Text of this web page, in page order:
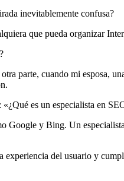
inevitablemente confusa?
que pueda organizar
?
parte, cuando mi esposa,
es un especialista en
Google y Bing. Un
del usuario y